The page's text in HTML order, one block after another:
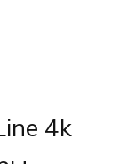
4k